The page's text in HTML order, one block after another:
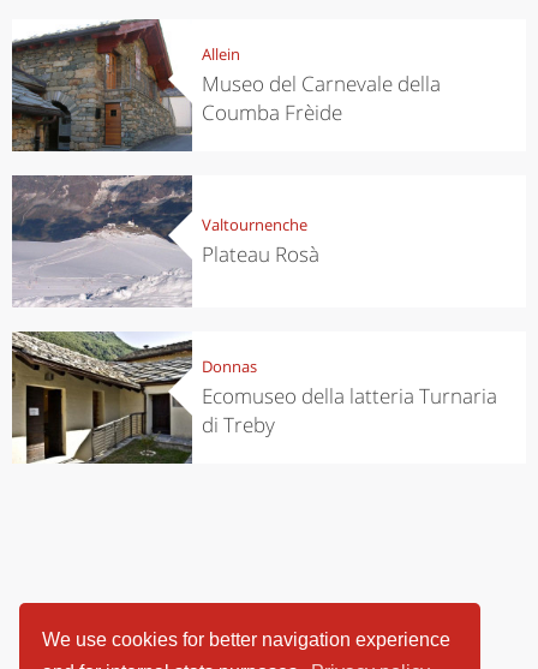
We use cookies for better navigation experience
Allein
Museo del Carnevale della
Coumba Frèide
Valtournenche
Plateau Rosà
Donnas
Ecomuseo della latteria Turnaria
di Treby